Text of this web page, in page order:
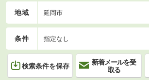
地域 延岡市
条件 指定なし
検索条件を保存
新着メールを受
取る